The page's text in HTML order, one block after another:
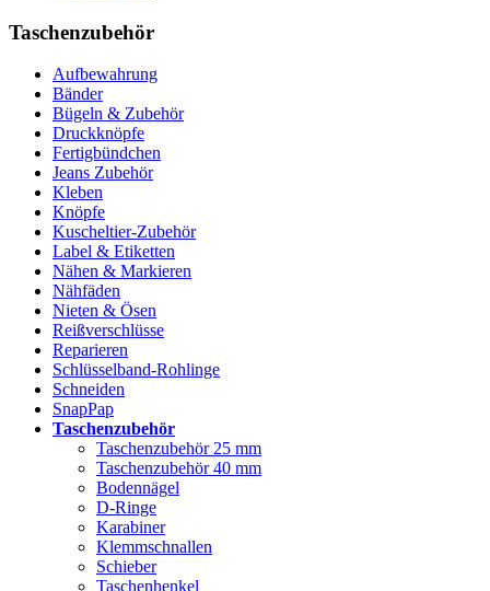
Taschenzubehör
Aufbewahrung
Bänder
Bügeln & Zubehör
Druckknöpfe
Fertigbündchen
Jeans Zubehör
Kleben
Knöpfe
Kuscheltier-Zubehör
Label & Etiketten
Nähen & Markieren
Nähfäden
Nieten & Ösen
Reißverschlüsse
Reparieren
Schlüsselband-Rohlinge
Schneiden
SnapPap
Taschenzubehör
Taschenzubehör 25 mm
Taschenzubehör 40 mm
Bodennägel
D-Ringe
Karabiner
Klemmschnallen
Schieber
Taschenhenkel